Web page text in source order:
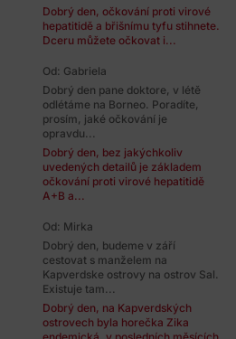
Dobrý den, očkování proti virové
hepatitidě a břišnímu tyfu stihnete.
Dceru můžete očkovat i...
Od: Gabriela
Dobrý den pane doktore, v létě
odlétáme na Borneo. Poradíte,
prosím, jaké očkování je
opravdu...
Dobrý den, bez jakýchkoliv
uvedených detailů je základem
očkování proti virové hepatitidě
A+B a...
Od: Mirka
Dobrý den, budeme v září
cestovat s manželem na
Kapverdske ostrovy na ostrov Sal.
Existuje tam...
Dobrý den, na Kapverdských
ostrovech byla horečka Zika